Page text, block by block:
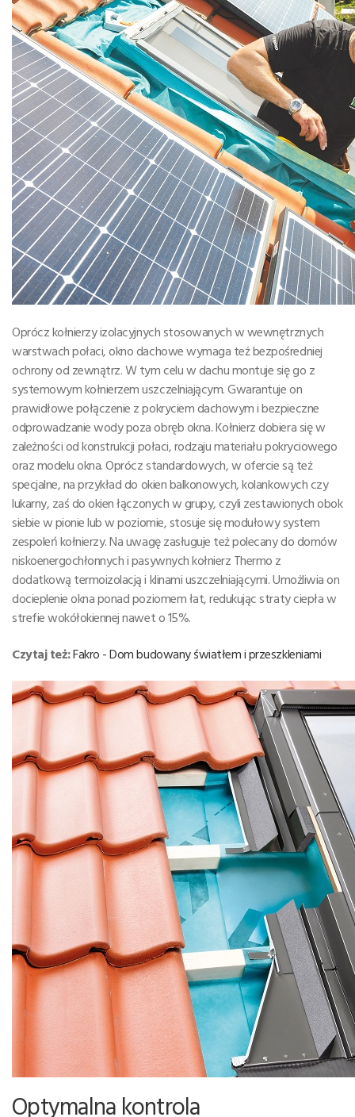
Oprócz kołnierzy izolacyjnych stosowanych w wewnętrznych
warstwach połaci, okno dachowe wymaga też bezpośredniej
ochrony od zewnątrz. W tym celu w dachu montuje się go z
systemowym kołnierzem uszczelniającym. Gwarantuje on
prawidłowe połączenie z pokryciem dachowym i bezpieczne
odprowadzanie wody poza obręb okna. Kołnierz dobiera się w
zależności od konstrukcji połaci, rodzaju materiału pokryciowego
oraz modelu okna. Oprócz standardowych, w ofercie są też
specjalne, na przykład do okien balkonowych, kolankowych czy
lukarny, zaś do okien łączonych w grupy, czyli zestawionych obok
siebie w pionie lub w poziomie, stosuje się modułowy system
zespoleń kołnierzy. Na uwagę zasługuje też polecany do domów
niskoenergochłonnych i pasywnych kołnierz Thermo z
dodatkową termoizolacją i klinami uszczelniającymi. Umożliwia on
docieplenie okna ponad poziomem łat, redukując straty ciepła w
strefie wokółokiennej nawet o 15%.
Czytaj też:Fakro - Dom budowany światłem i przeszkleniami
Optymalna kontrola